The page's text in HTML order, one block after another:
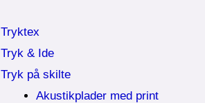
Tryktex
Tryk & Ide
Tryk på skilte
Akustikplader med print